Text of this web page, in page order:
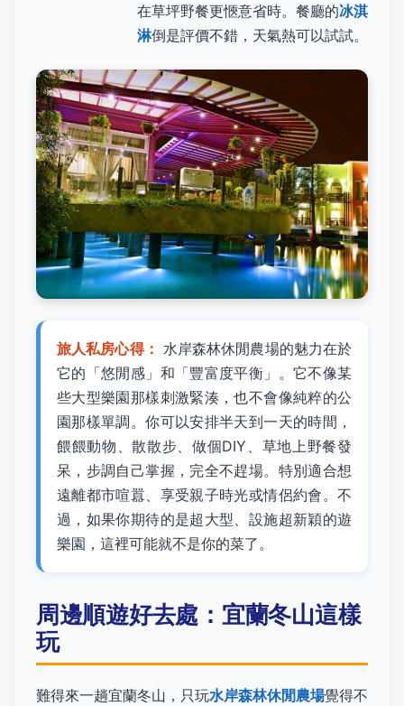
在草坪野餐更愜意省時。餐廳的冰淇
淋倒是評價不錯，天氣熱可以試試。
旅人私房心得： 水岸森林休閒農場的魅力在於
它的「悠閒感」和「豐富度平衡」。它不像某
些大型樂園那樣刺激緊湊，也不會像純粹的公
園那樣單調。你可以安排半天到一天的時間，
餵餵動物、散散步、做個DIY、草地上野餐發
呆，步調自己掌握，完全不趕場。特別適合想
遠離都市喧囂、享受親子時光或情侶約會。不
過，如果你期待的是超大型、設施超新穎的遊
樂園，這裡可能就不是你的菜了。
周邊順遊好去處：宜蘭冬山這樣
玩
難得來一趟宜蘭冬山，只玩水岸森林休閒農場覺得不